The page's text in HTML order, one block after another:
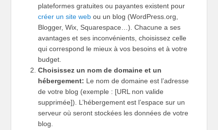
plateformes gratuites ou payantes existent pour
créer un site web ou un blog (WordPress.org,
Blogger, Wix, Squarespace…). Chacune a ses
avantages et ses inconvénients, choisissez celle
qui correspond le mieux à vos besoins et à votre
budget.
Choisissez un nom de domaine et un
hébergement: Le nom de domaine est l’adresse
de votre blog (exemple : [URL non valide
supprimée]). L’hébergement est l’espace sur un
serveur où seront stockées les données de votre
blog.